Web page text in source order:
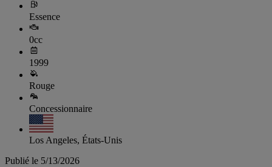
Essence
0cc
1999
Rouge
Concessionnaire
Los Angeles, États-Unis
Publié le 5/13/2026